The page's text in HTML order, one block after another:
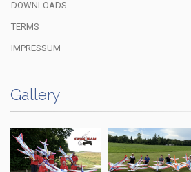
DOWNLOADS
TERMS
IMPRESSUM
Gallery